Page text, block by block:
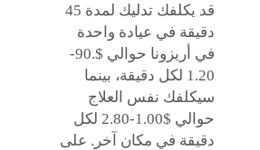
قد يكلفك تدليك لمدة 45
دقيقة في عيادة واحدة
في أريزونا حوالي $.90-
1.20 لكل دقيقة، بينما
سيكلفك نفس العلاج
حوالي $1.00-2.80 لكل
دقيقة في مكان آخر. على